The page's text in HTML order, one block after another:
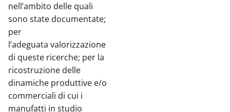
nell’ambito delle quali
sono state documentate;
per
l’adeguata valorizzazione
di queste ricerche; per la
ricostruzione delle
dinamiche produttive e/o
commerciali di cui i
manufatti in studio